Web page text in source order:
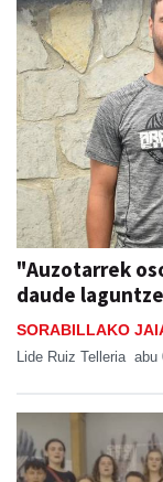
"Auzotarrek
daude
SORABILLAKO
Lide Ruiz Telleria abu